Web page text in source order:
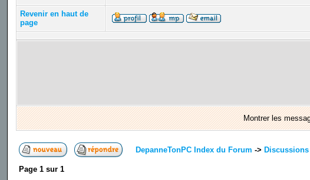
Revenir en haut de
page
Montrer les
DepanneTonPC Index du Forum -> Discussions
Page 1sur 1